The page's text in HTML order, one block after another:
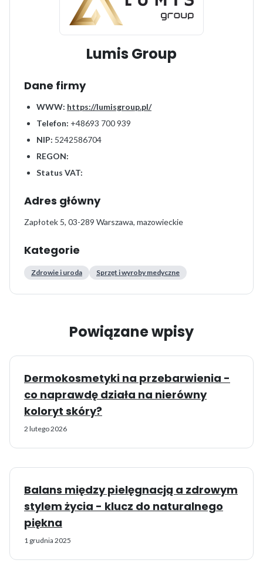
Lumis Group
Dane firmy
WWW: https://lumisgroup.pl/
Telefon: +48693 700 939
NIP: 5242586704
REGON:
Status VAT:
Adres główny
Zapłotek 5, 03-289 Warszawa, mazowieckie
Kategorie
Zdrowie i uroda Sprzęt i wyroby medyczne
Powiązane wpisy
Dermokosmetyki na przebarwienia -
co naprawdę działa na nierówny
koloryt skóry?
2 lutego 2026
Balans między pielęgnacją a zdrowym
stylem życia - klucz do naturalnego
piękna
1 grudnia 2025